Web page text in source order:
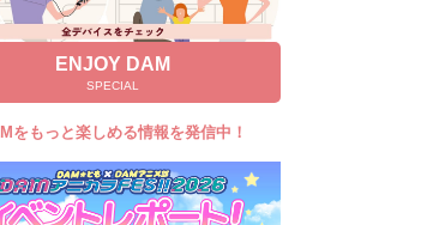
新曲・ランキングなど
最新情報をチェック！
カラオケ歌い放題！
と一緒に！練習にも！
ENJOY DAM
SPECIAL
をもっと楽しめる情報を発信中！